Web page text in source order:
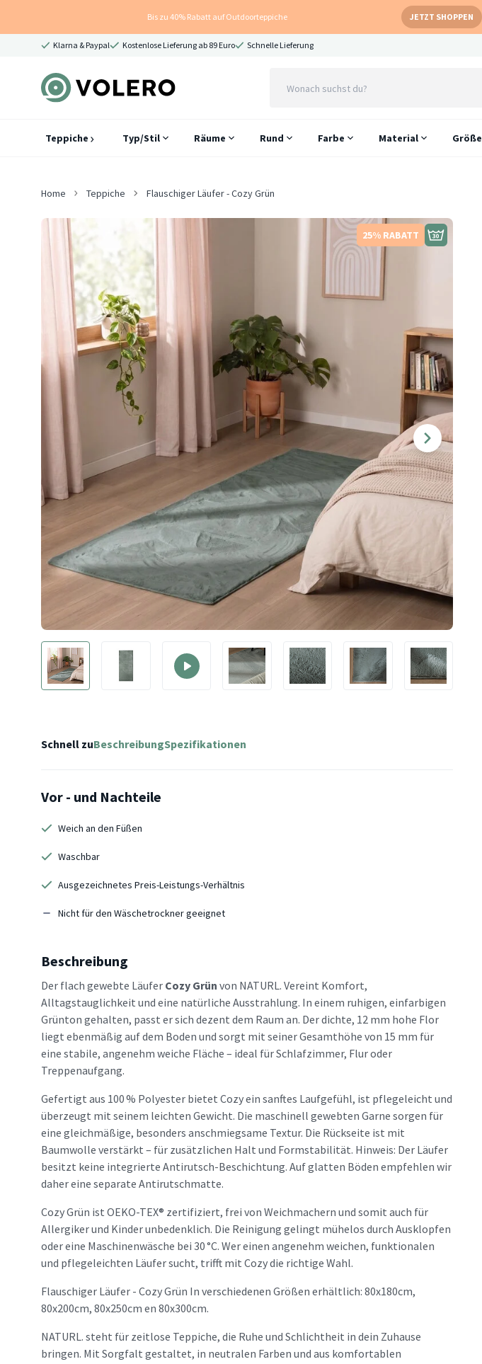
Bis zu 40% Rabatt auf Outdoorteppiche JETZT SHOPPEN
Klarna & Paypal Kostenlose Lieferung ab 89 Euro Schnelle Lieferung
Teppiche Typ/Stil Räume Rund Farbe Material Größe
Home Teppiche Flauschiger Läufer - Cozy Grün
25% RABATT
Schnell zuBeschreibungSpezifikationen
Vor - und Nachteile
Weich an den Füßen
Waschbar
Ausgezeichnetes Preis-Leistungs-Verhältnis
Nicht für den Wäschetrockner geeignet
Beschreibung
Der flach gewebte Läufer Cozy Grün von NATURL. Vereint Komfort,
Alltagstauglichkeit und eine natürliche Ausstrahlung. In einem ruhigen, einfarbigen
Grünton gehalten, passt er sich dezent dem Raum an. Der dichte, 12 mm hohe Flor
liegt ebenmäßig auf dem Boden und sorgt mit seiner Gesamthöhe von 15 mm für
eine stabile, angenehm weiche Fläche – ideal für Schlafzimmer, Flur oder
Treppenaufgang.
Gefertigt aus 100 % Polyester bietet Cozy ein sanftes Laufgefühl, ist pflegeleicht und
überzeugt mit seinem leichten Gewicht. Die maschinell gewebten Garne sorgen für
eine gleichmäßige, besonders anschmiegsame Textur. Die Rückseite ist mit
Baumwolle verstärkt – für zusätzlichen Halt und Formstabilität. Hinweis: Der Läufer
besitzt keine integrierte Antirutsch-Beschichtung. Auf glatten Böden empfehlen wir
daher eine separate Antirutschmatte.
Cozy Grün ist OEKO-TEX® zertifiziert, frei von Weichmachern und somit auch für
Allergiker und Kinder unbedenklich. Die Reinigung gelingt mühelos durch Ausklopfen
oder eine Maschinenwäsche bei 30 °C. Wer einen angenehm weichen, funktionalen
und pflegeleichten Läufer sucht, trifft mit Cozy die richtige Wahl.
Flauschiger Läufer - Cozy Grün In verschiedenen Größen erhältlich: 80x180cm,
80x200cm, 80x250cm en 80x300cm.
NATURL. steht für zeitlose Teppiche, die Ruhe und Schlichtheit in dein Zuhause
bringen. Mit Sorgfalt gestaltet, in neutralen Farben und aus komfortablen